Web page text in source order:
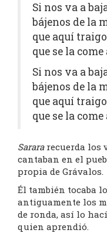
Si nos va a
bájenos de la
que aquí
que se la
Si nos va a
bájenos de la
que aquí
que se la
Sarararecuerda los
cantaban en el
propia de Grávalos.
Él también tocaba
antiguamente los
de ronda, así lo
quien aprendió.